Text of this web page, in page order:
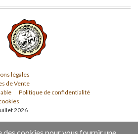
légales
de Vente
Politique de confidentialité
2026